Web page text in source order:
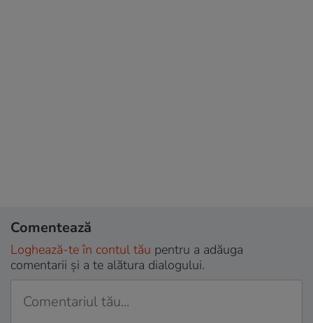
Comentează
Loghează-te în contul tău pentru a adăuga
comentarii și a te alătura dialogului.